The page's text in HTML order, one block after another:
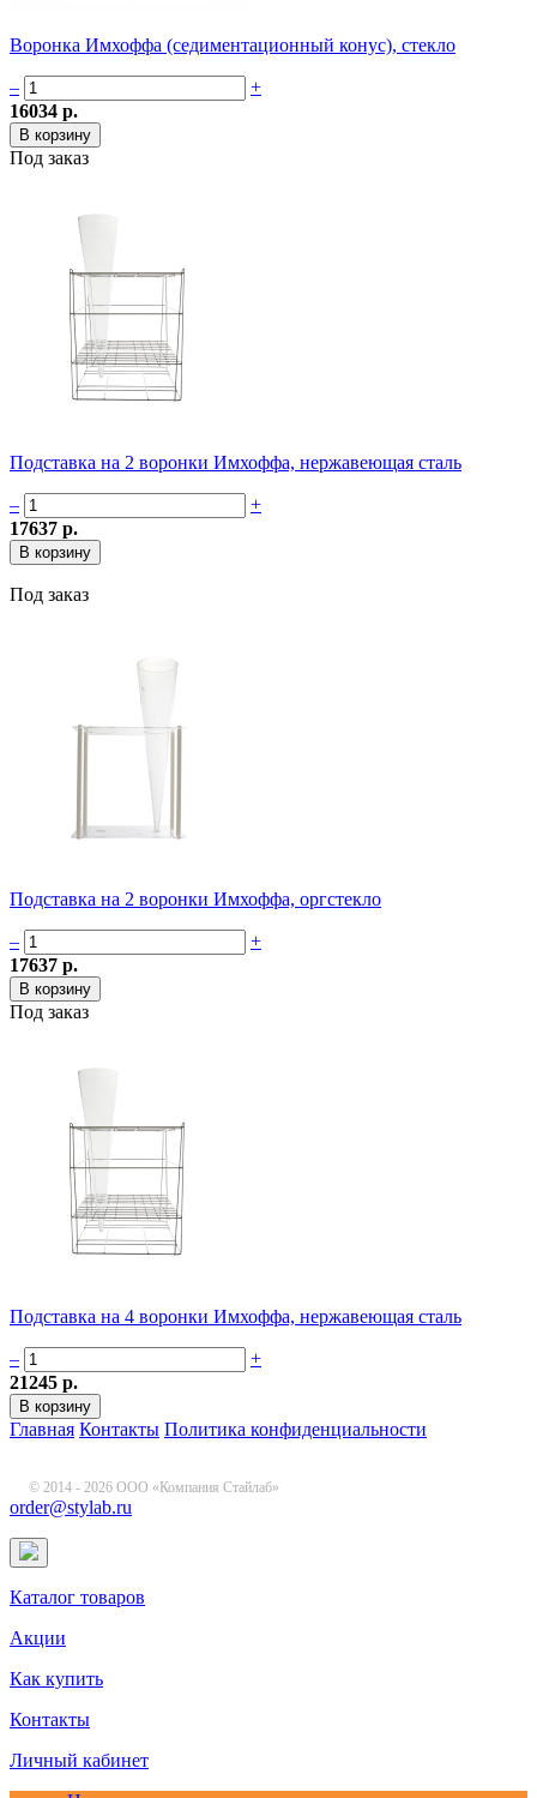
Воронка Имхоффа (седиментационный конус), стекло
–
+
16034 р.
Под заказ
Подставка на 2 воронки Имхоффа, нержавеющая сталь
–
+
17637 р.
Под заказ
Подставка на 2 воронки Имхоффа, оргстекло
–
+
17637 р.
Под заказ
Подставка на 4 воронки Имхоффа, нержавеющая сталь
–
+
21245 р.
Главная Контакты Политика конфиденциальности
© 2014 - 2026 ООО «Компания Стайлаб»
order@stylab.ru
Каталог товаров
Акции
Как купить
Контакты
Личный кабинет